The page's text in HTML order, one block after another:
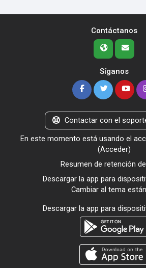
Contáctanos
Síganos
Contactar con el
En este momento está usando el
(Acceder)
Resumen de retención
Descargar la app para
Cambiar al tema
Descargar la app para